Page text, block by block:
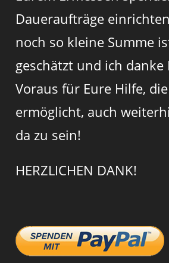
Daueraufträge
noch so kleine Summe
geschätzt und ich danke
Voraus für Eure Hilfe,
ermöglicht, auch
da zu sein!
HERZLICHEN DANK!